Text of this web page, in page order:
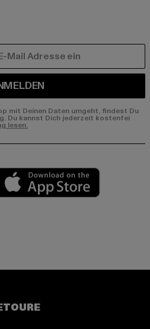
mit Deinen Daten umgeht, findest Du
Du kannst Dich jederzeit kostenfei
lesen.
market